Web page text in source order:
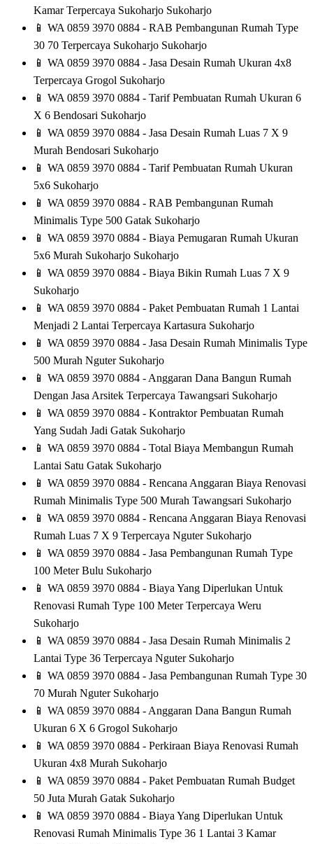
Kamar Terpercaya Sukoharjo Sukoharjo
📱 WA 0859 3970 0884 - RAB Pembangunan Rumah Type
30 70 Terpercaya Sukoharjo Sukoharjo
📱 WA 0859 3970 0884 - Jasa Desain Rumah Ukuran 4x8
Terpercaya Grogol Sukoharjo
📱 WA 0859 3970 0884 - Tarif Pembuatan Rumah Ukuran 6
X 6 Bendosari Sukoharjo
📱 WA 0859 3970 0884 - Jasa Desain Rumah Luas 7 X 9
Murah Bendosari Sukoharjo
📱 WA 0859 3970 0884 - Tarif Pembuatan Rumah Ukuran
5x6 Sukoharjo
📱 WA 0859 3970 0884 - RAB Pembangunan Rumah
Minimalis Type 500 Gatak Sukoharjo
📱 WA 0859 3970 0884 - Biaya Pemugaran Rumah Ukuran
5x6 Murah Sukoharjo Sukoharjo
📱 WA 0859 3970 0884 - Biaya Bikin Rumah Luas 7 X 9
Sukoharjo
📱 WA 0859 3970 0884 - Paket Pembuatan Rumah 1 Lantai
Menjadi 2 Lantai Terpercaya Kartasura Sukoharjo
📱 WA 0859 3970 0884 - Jasa Desain Rumah Minimalis Type
500 Murah Nguter Sukoharjo
📱 WA 0859 3970 0884 - Anggaran Dana Bangun Rumah
Dengan Jasa Arsitek Terpercaya Tawangsari Sukoharjo
📱 WA 0859 3970 0884 - Kontraktor Pembuatan Rumah
Yang Sudah Jadi Gatak Sukoharjo
📱 WA 0859 3970 0884 - Total Biaya Membangun Rumah
Lantai Satu Gatak Sukoharjo
📱 WA 0859 3970 0884 - Rencana Anggaran Biaya Renovasi
Rumah Minimalis Type 500 Murah Tawangsari Sukoharjo
📱 WA 0859 3970 0884 - Rencana Anggaran Biaya Renovasi
Rumah Luas 7 X 9 Terpercaya Nguter Sukoharjo
📱 WA 0859 3970 0884 - Jasa Pembangunan Rumah Type
100 Meter Bulu Sukoharjo
📱 WA 0859 3970 0884 - Biaya Yang Diperlukan Untuk
Renovasi Rumah Type 100 Meter Terpercaya Weru
Sukoharjo
📱 WA 0859 3970 0884 - Jasa Desain Rumah Minimalis 2
Lantai Type 36 Terpercaya Nguter Sukoharjo
📱 WA 0859 3970 0884 - Jasa Pembangunan Rumah Type 30
70 Murah Nguter Sukoharjo
📱 WA 0859 3970 0884 - Anggaran Dana Bangun Rumah
Ukuran 6 X 6 Grogol Sukoharjo
📱 WA 0859 3970 0884 - Perkiraan Biaya Renovasi Rumah
Ukuran 4x8 Murah Sukoharjo
📱 WA 0859 3970 0884 - Paket Pembuatan Rumah Budget
50 Juta Murah Gatak Sukoharjo
📱 WA 0859 3970 0884 - Biaya Yang Diperlukan Untuk
Renovasi Rumah Minimalis Type 36 1 Lantai 3 Kamar